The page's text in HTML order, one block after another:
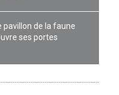
pavillon de la faune
ses portes